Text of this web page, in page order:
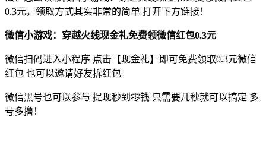
0.3元，领取方式其实非常的简单 打开下方链接！
微信小游戏：穿越火线现金礼免费领微信红包0.3元
微信扫码进入小程序 点击【现金礼】即可免费领取0.3元微信
红包 也可以邀请好友拆红包
微信黑号也可以参与 提现秒到零钱 只需要几秒就可以搞定 多
号多撸！